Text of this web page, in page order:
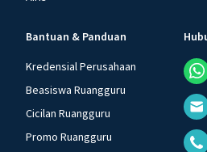
Bantuan & Panduan
Kredensial Perusahaan
Beasiswa Ruangguru
Cicilan Ruangguru
Promo Ruangguru